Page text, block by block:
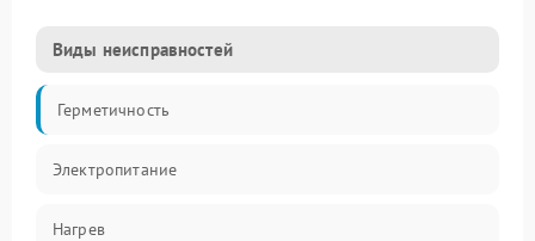
Виды неисправностей
Герметичность
Электропитание
Нагрев